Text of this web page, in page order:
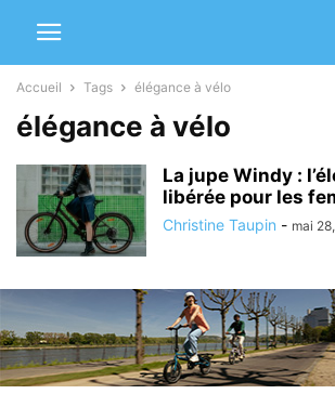
Accueil Tags élégance à vélo
élégance à vélo
La jupe Windy :
libérée pour les
Christine Taupin - mai